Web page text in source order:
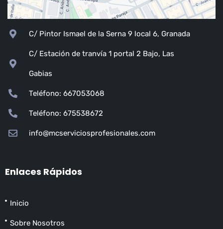
C/ Pintor Ismael de la Serna 9 local 6, Granada
C/ Estación de tranvía 1 portal 2 Bajo, Las
Gabias
Teléfono: 667053068
Teléfono: 675538672
info@mcserviciosprofesionales.com
Enlaces Rápidos
Inicio
Sobre Nosotros